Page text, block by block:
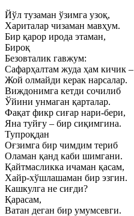
Йўл тузаман ўзимга узоқ,
Хариталар чизаман мавҳум.
Бир қарор ирода этаман,
Бироқ
Безовталик гавжум:
Сафарҳалтам жуда ҳам кичик –
Жой олмайди керак нарсалар.
Виждонимга кетди сочилиб
Ўйини унмаган қарталар.
Фақат фикр сиғар нари-бери,
Яна туйғу – бир сиқимгина.
Тупроқдан
Оғзимга бир чимдим териб
Оламан қанд каби шимгани.
Қайтмасликка ичаман қасам,
Хайр-хўшлашаман бир эзгин.
Кашкулга не сиғди?
Қарасам,
Ватан деган бир умумсевги.